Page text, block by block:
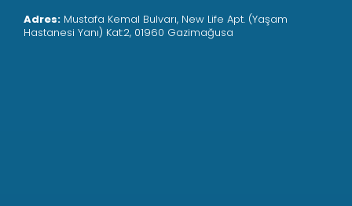
Adres: Mustafa Kemal Bulvarı, New Life Apt. (Yaşam
Hastanesi Yanı) Kat:2, 01960 Gazimağusa